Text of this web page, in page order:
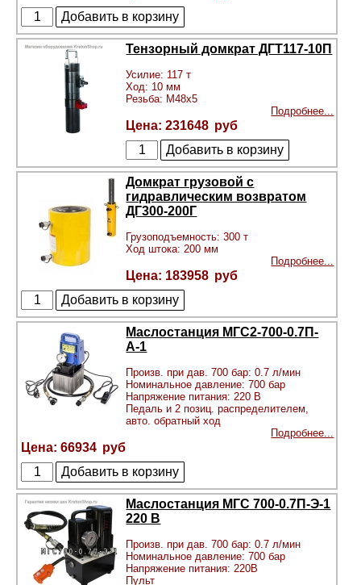
Тензорный домкрат ДГТ117-10П
Усилие: 117 т
Ход: 10 мм
Резьба: М48х5
Подробнее...
231648
Домкрат грузовой с
гидравлическим возвратом
ДГ300-200Г
Грузоподъемность: 300 т
Ход штока: 200 мм
Подробнее...
183958
Маслостанция МГС2-700-0.7П-
А-1
Произв. при дав. 700 бар: 0.7 л/мин
Номинальное давление: 700 бар
Напряжение питания: 220 В
Педаль и 2 позиц. распределителем,
авто. обратный ход
Подробнее...
66934
Маслостанция МГС 700-0.7П-Э-1
220 В
Произв. при дав. 700 бар: 0.7 л/мин
Номинальное давление: 700 бар
Напряжение питания: 220В
Пульт